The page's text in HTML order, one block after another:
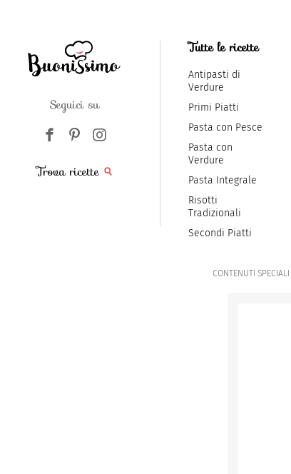
Seguici su
Trova ricette
Tutte le ricette
Antipasti di
Verdure
Primi Piatti
Pasta con Pesce
Pasta con
Verdure
Pasta Integrale
Risotti
Tradizionali
Secondi Piatti
CONTENUTI SPECIALI